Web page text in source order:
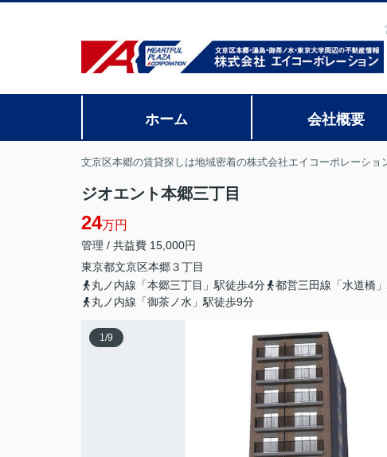
ホーム 会社概要
文京区本郷の賃貸探しは地域密着の株式会社エイコーポレーショ
ジオエント本郷三丁目
24万円
管理 / 共益費 15,000円
東京都文京区本郷３丁目
丸ノ内線「本郷三丁目」駅徒歩4分
都営三田線「水道橋
丸ノ内線「御茶ノ水」駅徒歩9分
1/9